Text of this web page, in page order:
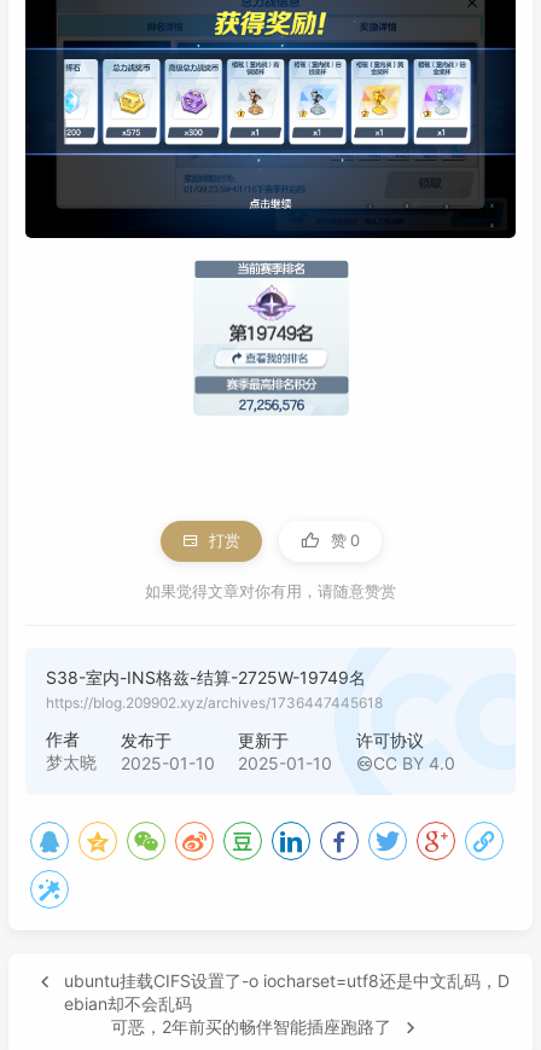
打赏 赞 0
如果觉得文章对你有用，请随意赞赏
S38-室内-INS格兹-结算-2725W-19749名
https://blog.209902.xyz/archives/1736447445618
作者
梦太晓
发布于
2025-01-10
更新于
2025-01-10
许可协议
CC BY 4.0
ubuntu挂载CIFS设置了-o iocharset=utf8还是中文乱码，D
ebian却不会乱码
可恶，2年前买的畅伴智能插座跑路了